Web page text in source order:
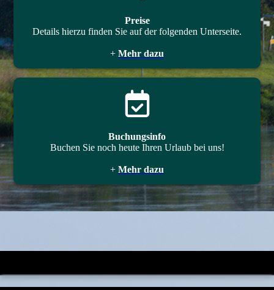
Preise
Details hierzu finden Sie auf der folgenden Unterseite.
+ Mehr dazu
Buchungsinfo
Buchen Sie noch heute Ihren Urlaub bei uns!
+ Mehr dazu